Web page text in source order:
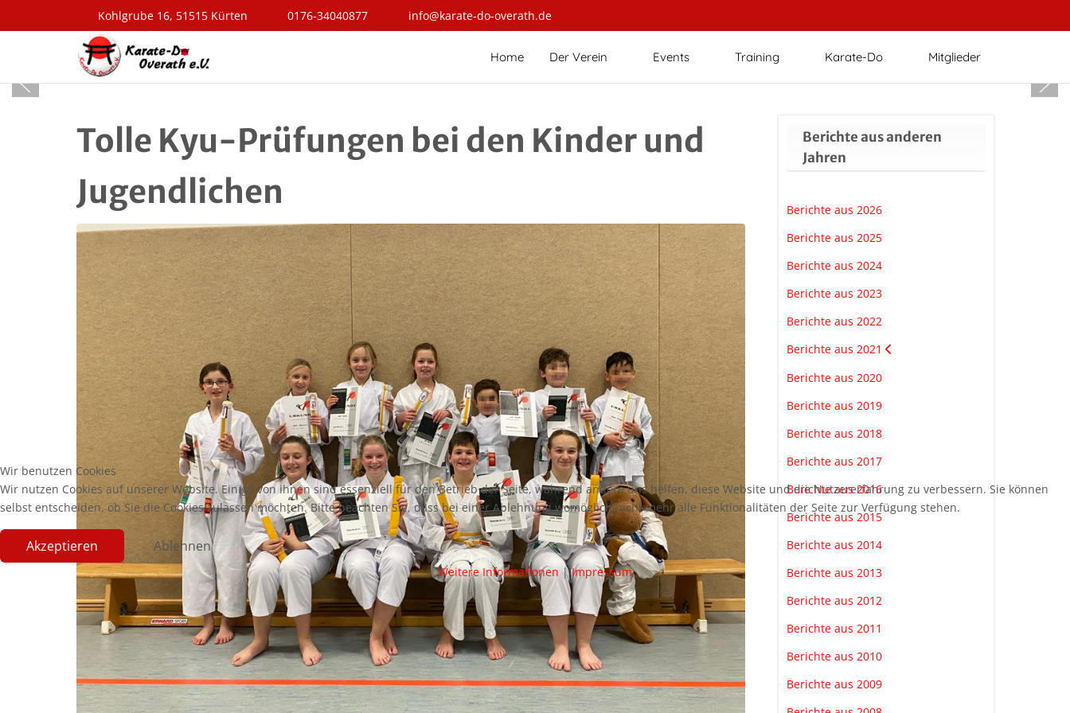
Kohlgrube 16, 51515 Kürten 0176-34040877 info@karate-do-overath.de
Home Der Verein Events Training Karate-Do Mitglieder
Tolle Kyu-Prüfungen bei den Kinder und
Jugendlichen
Berichte aus anderen
Jahren
Berichte aus 2026
Berichte aus 2025
Berichte aus 2024
Berichte aus 2023
Berichte aus 2022
Berichte aus 2021
Berichte aus 2020
Berichte aus 2019
Berichte aus 2018
Berichte aus 2017
Berichte aus 2016
Berichte aus 2015
Berichte aus 2014
Berichte aus 2013
Berichte aus 2012
Berichte aus 2011
Berichte aus 2010
Berichte aus 2009
Wir benutzen Cookies
Wir nutzen Cookies auf unserer Website. Einige von ihnen sind essenziell für den Betrieb der Seite, während andere uns helfen, diese Website und die Nutzererfahrung zu verbessern. Sie können
selbst entscheiden, ob Sie die Cookies zulassen möchten. Bitte beachten Sie, dass bei einer Ablehnung womöglich nicht mehr alle Funktionalitäten der Seite zur Verfügung stehen.
Akzeptieren Ablehnen
Weitere Informationen|Impressum